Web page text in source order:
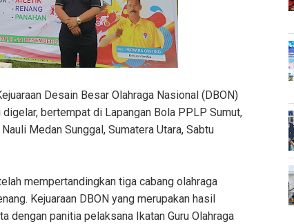
Desain Besar Olahraga Nasional (DBON)
bertempat di Lapangan Bola PPLP Sumut,
Medan Sunggal, Sumatera Utara, Sabtu
mempertandingkan tiga cabang olahraga
Kejuaraan DBON yang merupakan hasil
dengan panitia pelaksana Ikatan Guru Olahraga